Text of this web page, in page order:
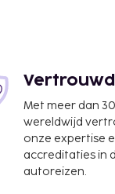
Met meer dan
wereldwijd
onze expertise
accreditaties in
autoreizen.